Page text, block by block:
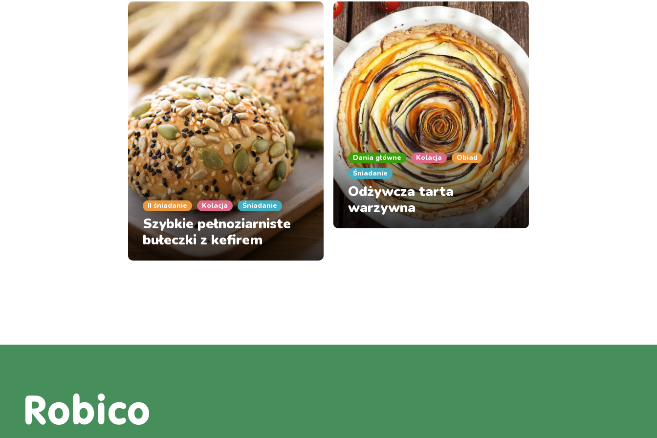
II śniadanie Kolacja Śniadanie
Szybkie pełnoziarniste
bułeczki z kefirem
Dania główne Kolacja
Obiad
Śniadanie
Odżywcza tarta
warzywna